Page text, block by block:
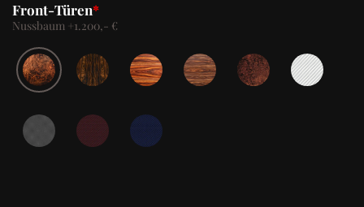
Front-Türen*
Nussbaum + 1.200,- €